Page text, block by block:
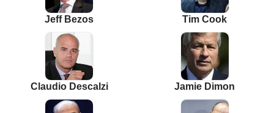
Jeff Bezos Tim Cook
Claudio Descalzi Jamie Dimon